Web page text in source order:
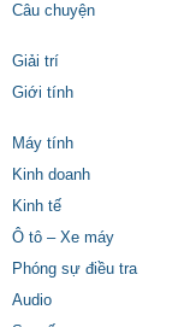
Câu chuyện
Giải trí
Giới tính
Máy tính
Kinh doanh
Kinh tế
Ô tô – Xe máy
Phóng sự điều tra
Audio